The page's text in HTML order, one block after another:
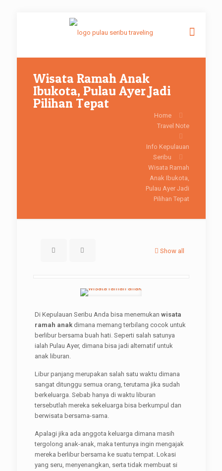
Wisata Ramah Anak
Ibukota, Pulau Ayer Jadi
Pilihan Tepat
Home
Travel Note
Info Kepulauan
Seribu
Wisata Ramah
Anak Ibukota,
Pulau Ayer Jadi
Pilihan Tepat
Show all
Di Kepulauan Seribu Anda bisa menemukan wisata
ramah anakdimana memang terbilang cocok untuk
berlibur bersama buah hati. Seperti salah satunya
ialah Pulau Ayer, dimana bisa jadi alternatif untuk
anak liburan.
Libur panjang merupakan salah satu waktu dimana
sangat ditunggu semua orang, terutama jika sudah
berkeluarga. Sebab hanya di waktu liburan
tersebutlah mereka sekeluarga bisa berkumpul dan
berwisata bersama-sama.
Apalagi jika ada anggota keluarga dimana masih
tergolong anak-anak, maka tentunya ingin mengajak
mereka berlibur bersama ke suatu tempat. Lokasi
yang seru, menyenangkan, serta tidak membuat si